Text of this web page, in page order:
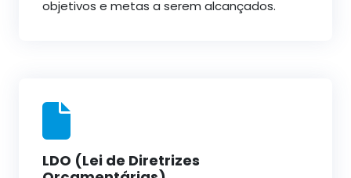
objetivos e metas a serem alcançados.
LDO (Lei de Diretrizes